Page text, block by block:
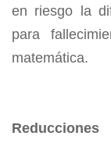
en riesgo la
para
matemática.